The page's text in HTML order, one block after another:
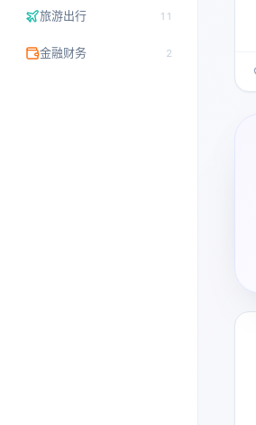
旅游出行 11
金融财务 2